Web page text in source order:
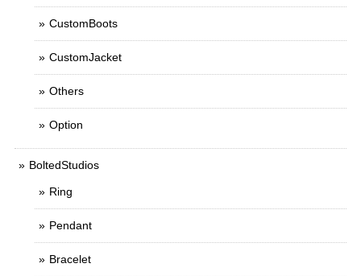
CustomBoots
CustomJacket
Others
Option
BoltedStudios
Ring
Pendant
Bracelet